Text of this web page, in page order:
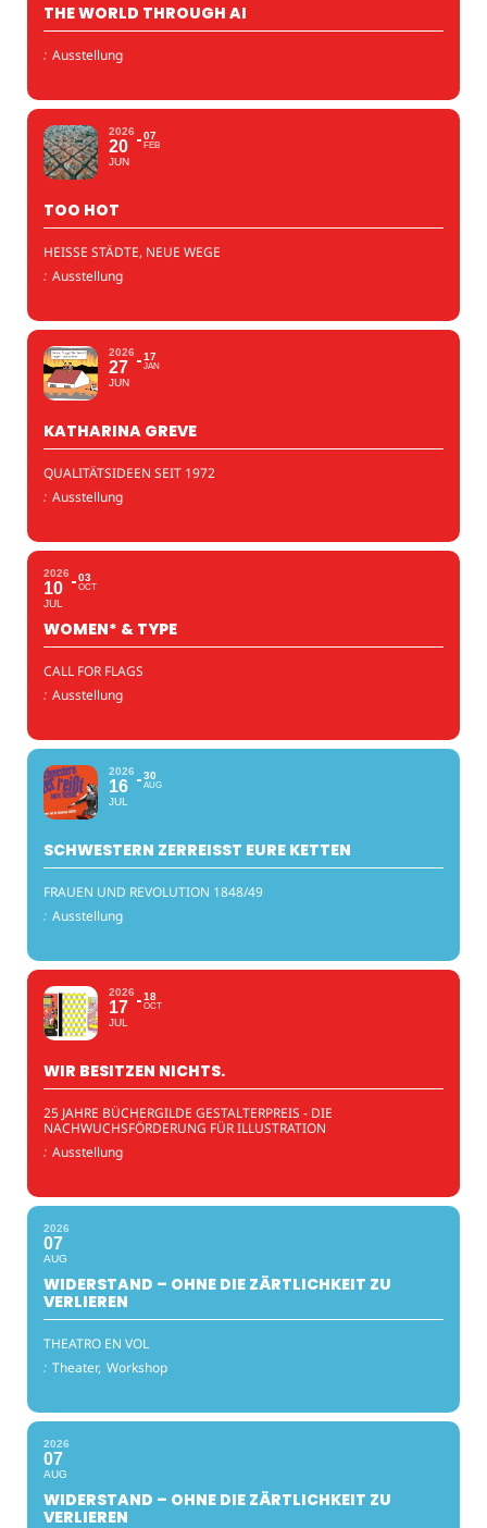
THE WORLD THROUGH AI
: Ausstellung
2026
20
JUN
07
FEB
TOO HOT
HEISSE STÄDTE, NEUE WEGE
: Ausstellung
2026
27
JUN
17
JAN
KATHARINA GREVE
QUALITÄTSIDEEN SEIT 1972
: Ausstellung
2026
10
JUL
03
OCT
WOMEN* & TYPE
CALL FOR FLAGS
: Ausstellung
2026
16
JUL
30
AUG
SCHWESTERN ZERREISST EURE KETTEN
FRAUEN UND REVOLUTION 1848/49
: Ausstellung
2026
17
JUL
18
OCT
WIR BESITZEN NICHTS.
25 JAHRE BÜCHERGILDE GESTALTERPREIS - DIE
NACHWUCHSFÖRDERUNG FÜR ILLUSTRATION
: Ausstellung
2026
07
AUG
WIDERSTAND – OHNE DIE ZÄRTLICHKEIT ZU
VERLIEREN
THEATRO EN VOL
: Theater, Workshop
2026
07
AUG
WIDERSTAND – OHNE DIE ZÄRTLICHKEIT ZU
VERLIEREN